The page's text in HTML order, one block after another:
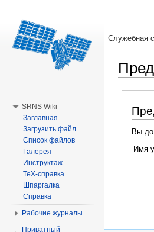
Вы
Имя
Служебная
SRNS Wiki
Заглавная
Загрузить файл
Список файлов
Галерея
Инструктаж
TeX-справка
Шпаргалка
Справка
Рабочие журналы
Приватный